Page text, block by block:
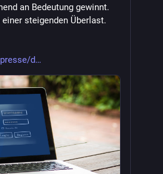
an Bedeutung gewinnt.
steigenden Überlast.
d